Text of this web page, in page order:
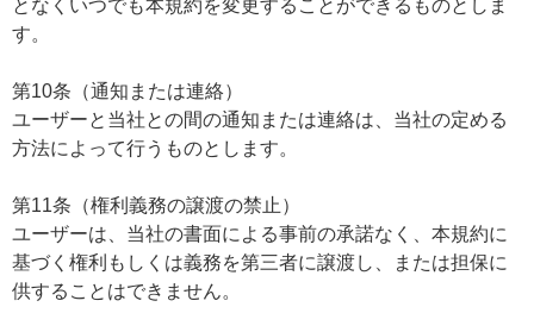
となくいつでも本規約を変更することができるものとしま
す。
第10条（通知または連絡）
ユーザーと当社との間の通知または連絡は、当社の定める
方法によって行うものとします。
第11条（権利義務の譲渡の禁止）
ユーザーは、当社の書面による事前の承諾なく、本規約に
基づく権利もしくは義務を第三者に譲渡し、または担保に
供することはできません。